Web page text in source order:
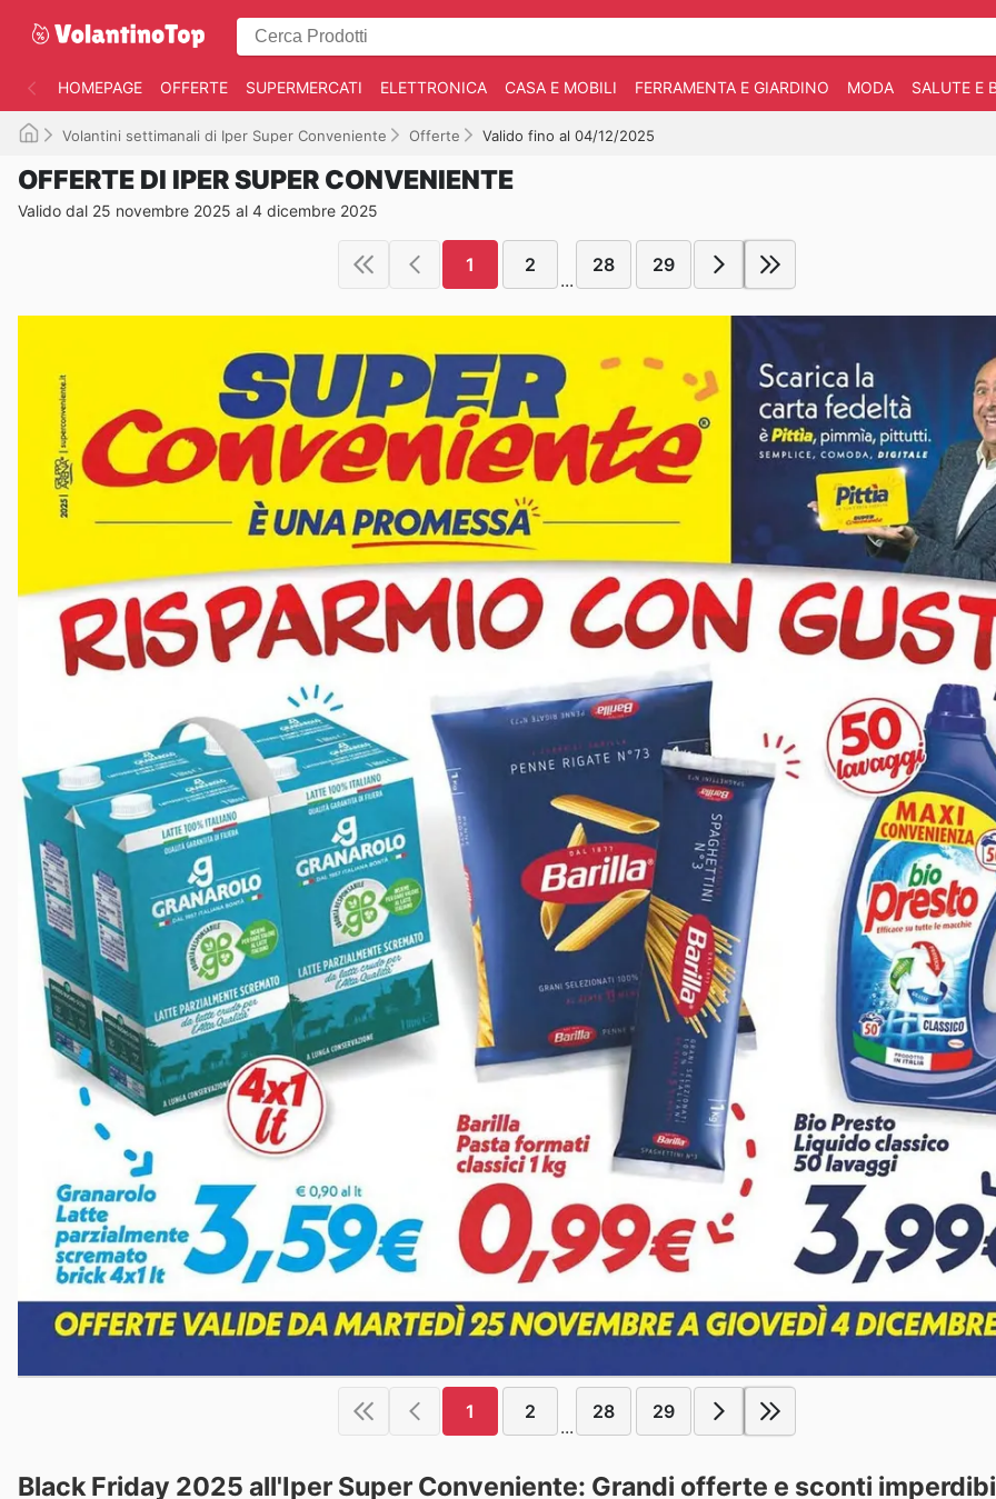
HOMEPAGE OFFERTE SUPERMERCATI ELETTRONICA CASA E MOBILI FERRAMENTA E GIARDINO MODA SALUTE E
Volantini settimanali di Iper Super Conveniente Offerte Valido fino al 04/12/2025
OFFERTE DI IPER SUPER CONVENIENTE
Valido dal 25 novembre 2025 al 4 dicembre 2025
1 2
...
28 29
1 2
...
28 29
Black Friday 2025 all'Iper Super Conveniente: Grandi offerte e sconti